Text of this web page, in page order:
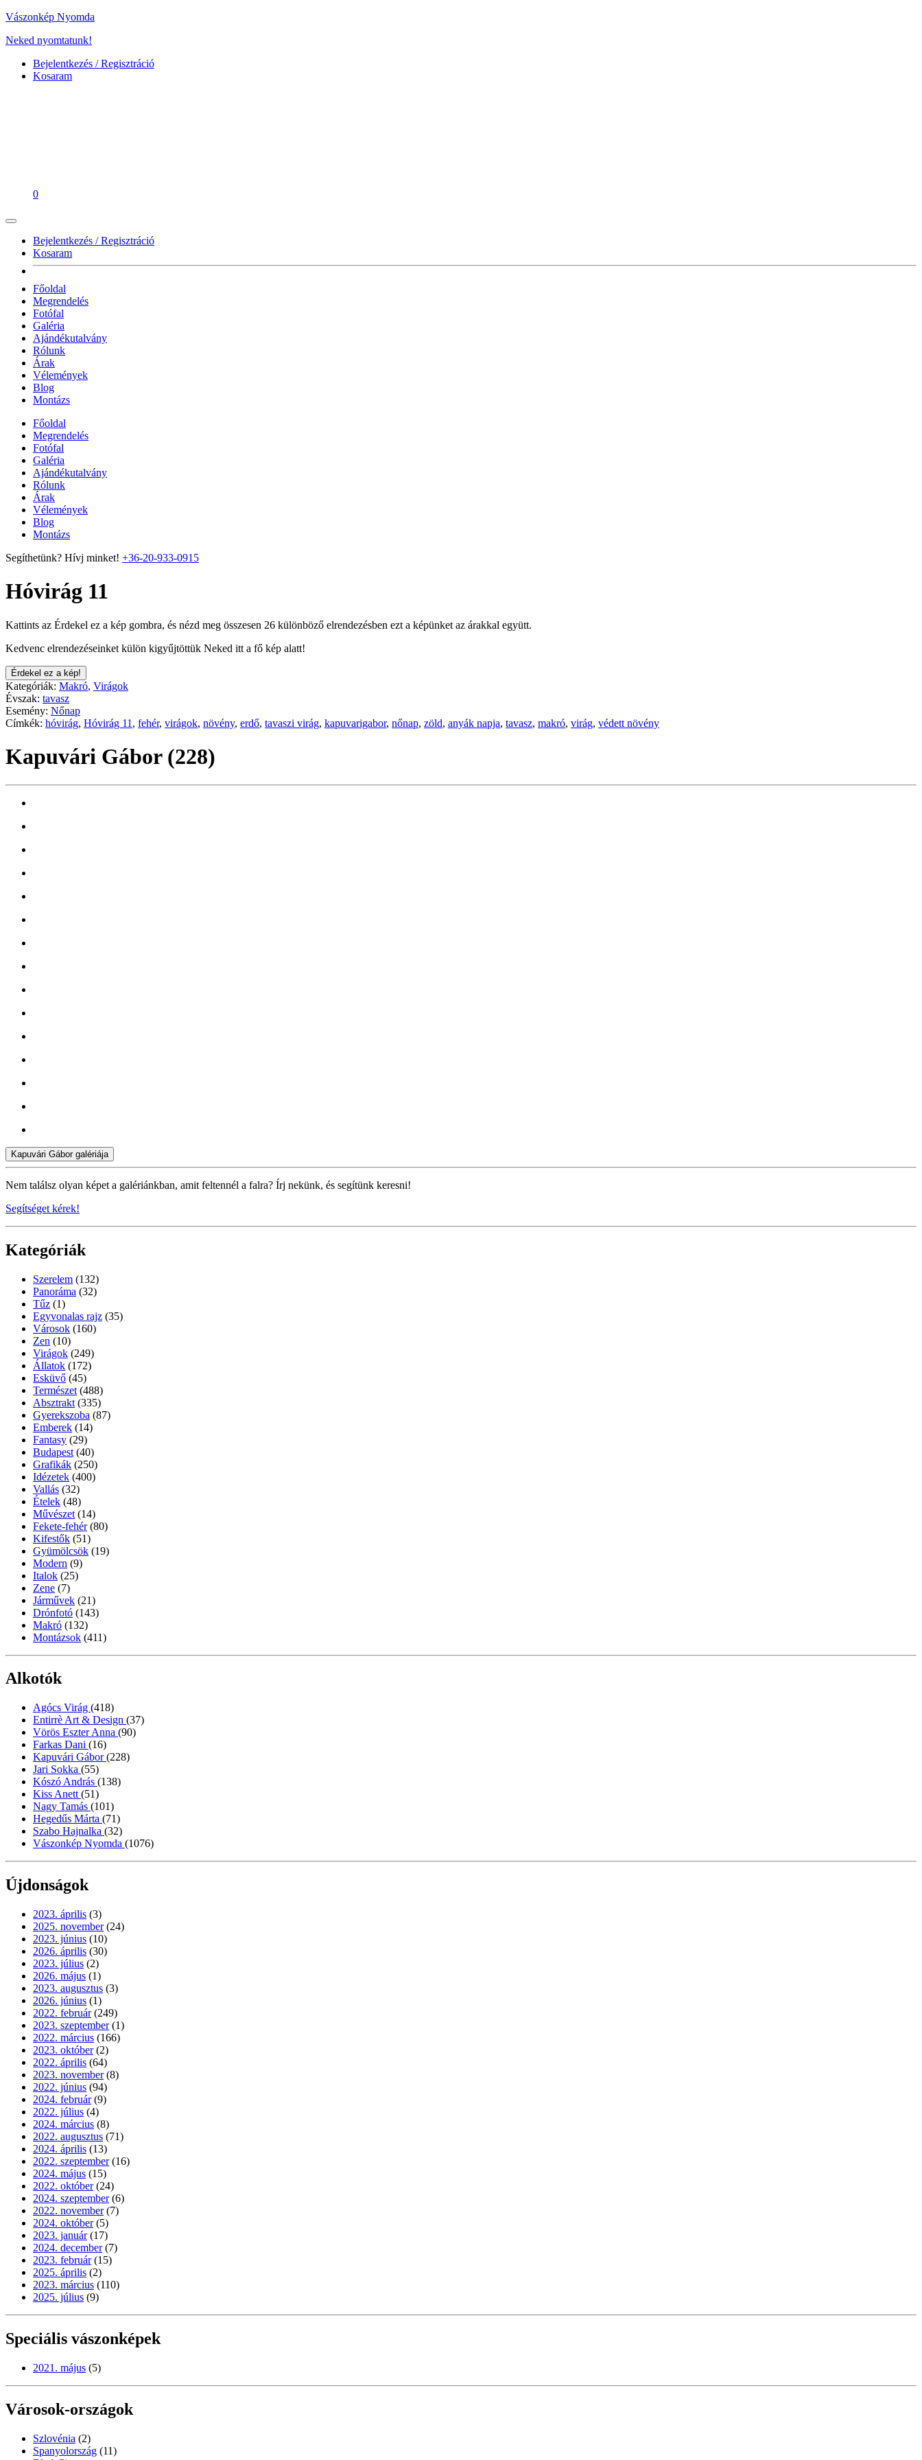
Vászonkép Nyomda
Neked nyomtatunk!
Bejelentkezés / Regisztráció
Kosaram
0
Bejelentkezés / Regisztráció
Kosaram
Főoldal
Megrendelés
Fotófal
Galéria
Ajándékutalvány
Rólunk
Árak
Vélemények
Blog
Montázs
Főoldal
Megrendelés
Fotófal
Galéria
Ajándékutalvány
Rólunk
Árak
Vélemények
Blog
Montázs
Segíthetünk? Hívj minket! +36-20-933-0915
Hóvirág 11
Kattints az Érdekel ez a kép gombra, és nézd meg összesen 26 különböző elrendezésben ezt a képünket az árakkal együtt.
Kedvenc elrendezéseinket külön kigyűjtöttük Neked itt a fő kép alatt!
Érdekel ez a kép!
Kategóriák: Makró, Virágok
Évszak: tavasz
Esemény: Nőnap
Címkék: hóvirág, Hóvirág 11 , fehér, virágok, növény, erdő, tavaszi virág, kapuvarigabor, nőnap, zöld, anyák napja, tavasz, makró, virág, védett növény
Kapuvári Gábor (228)
Kapuvári Gábor galériája
Nem találsz olyan képet a galériánkban, amit feltennél a falra? Írj nekünk, és segítünk keresni!
Segítséget kérek!
Kategóriák
Szerelem (132)
Panoráma (32)
Tűz (1)
Egyvonalas rajz (35)
Városok (160)
Zen (10)
Virágok (249)
Állatok (172)
Esküvő (45)
Természet (488)
Absztrakt (335)
Gyerekszoba (87)
Emberek (14)
Fantasy (29)
Budapest (40)
Grafikák (250)
Idézetek (400)
Vallás (32)
Ételek (48)
Művészet (14)
Fekete-fehér (80)
Kifestők (51)
Gyümölcsök (19)
Modern (9)
Italok (25)
Zene (7)
Járművek (21)
Drónfotó (143)
Makró (132)
Montázsok (411)
Alkotók
Agócs Virág (418)
Entirrè Art & Design (37)
Vörös Eszter Anna (90)
Farkas Dani (16)
Kapuvári Gábor(228)
Jari Sokka (55)
Kószó András (138)
Kiss Anett (51)
Nagy Tamás (101)
Hegedűs Márta (71)
Szabo Hajnalka (32)
Vászonkép Nyomda (1076)
Újdonságok
2023. április (3)
2025. november (24)
2023. június (10)
2026. április (30)
2023. július (2)
2026. május (1)
2023. augusztus (3)
2026. június (1)
2022. február (249)
2023. szeptember (1)
2022. március (166)
2023. október (2)
2022. április (64)
2023. november (8)
2022. június (94)
2024. február (9)
2022. július (4)
2024. március (8)
2022. augusztus (71)
2024. április (13)
2022. szeptember (16)
2024. május (15)
2022. október (24)
2024. szeptember (6)
2022. november (7)
2024. október (5)
2023. január (17)
2024. december (7)
2023. február (15)
2025. április (2)
2023. március (110)
2025. július (9)
Speciális vászonképek
2021. május (5)
Városok-országok
Szlovénia (2)
Spanyolország (11)